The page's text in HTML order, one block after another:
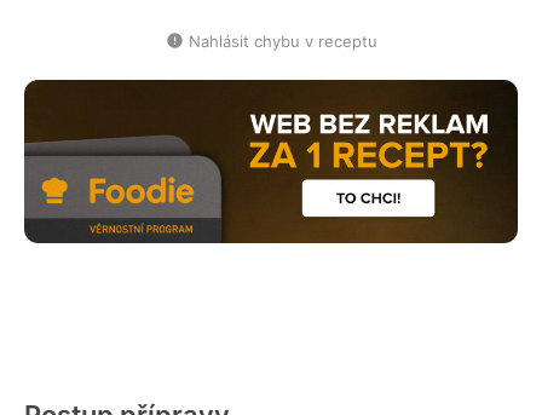
Nahlásit chybu v receptu